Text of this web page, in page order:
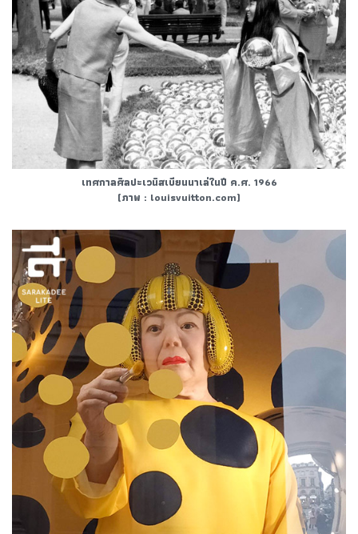
เทศกาลศิลปะเวนิสเบียนนาเล่ในปี ค.ศ. 1966
(ภาพ : louisvuitton.com)